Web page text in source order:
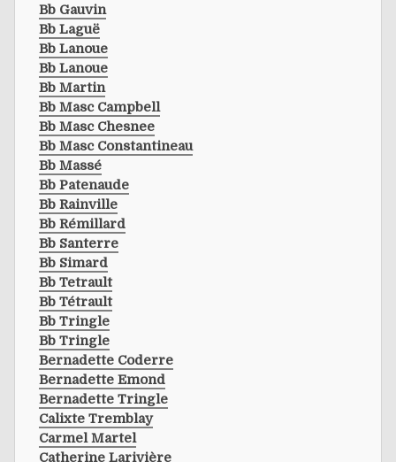
Bb Gauvin
Bb Laguë
Bb Lanoue
Bb Lanoue
Bb Martin
Bb Masc Campbell
Bb Masc Chesnee
Bb Masc Constantineau
Bb Massé
Bb Patenaude
Bb Rainville
Bb Rémillard
Bb Santerre
Bb Simard
Bb Tetrault
Bb Tétrault
Bb Tringle
Bb Tringle
Bernadette Coderre
Bernadette Emond
Bernadette Tringle
Calixte Tremblay
Carmel Martel
Catherine Larivière